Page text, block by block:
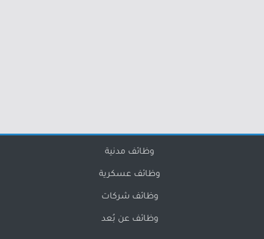
وظائف مدنية
وظائف عسكرية
وظائف شركات
وظائف عن بُعد